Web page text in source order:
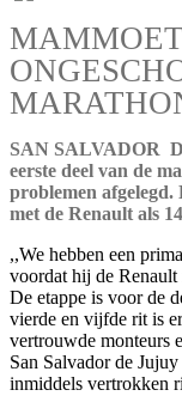
SAN SALVADOR
eerste deel van de
problemen
met de Renault als
,,We hebben een
voordat hij de Renault
De etappe is voor de
vierde en vijfde rit is
vertrouwde monteurs
San Salvador de
inmiddels vertrokken